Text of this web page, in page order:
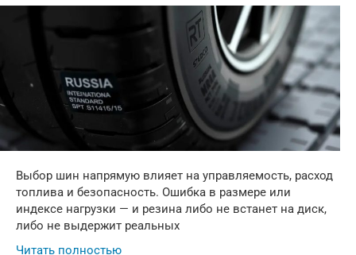
Выбор шин напрямую влияет на управляемость, расход
топлива и безопасность. Ошибка в размере или
индексе нагрузки — и резина либо не встанет на диск,
либо не выдержит реальных
Читать полностью